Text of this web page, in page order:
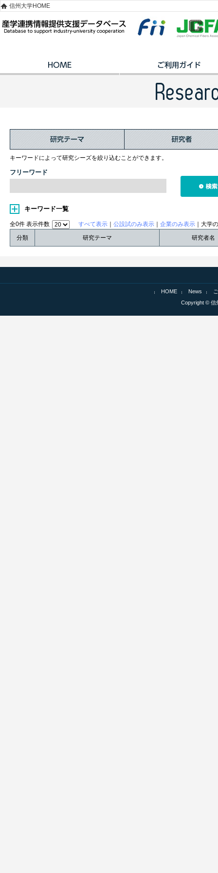
信州大学HOME
キーワードによって研究シーズを絞り込むことができます。
フリーワード
キーワード一覧
全0件 表示件数 すべて表示 公設試のみ表示 企業のみ表示 ｜大学
分類
研究テーマ 研究者名
HOME News
Copyright © 信